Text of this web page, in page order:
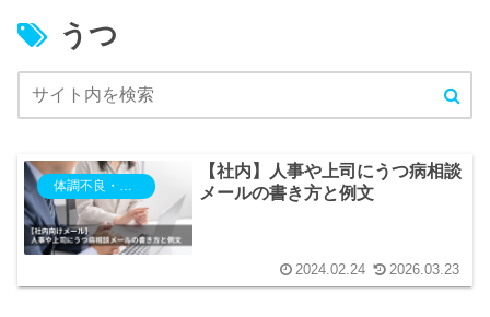
うつ
体調不良・欠勤・電車遅延
【社内】人事や上司にうつ病相談
メールの書き方と例文
2024.02.24 2026.03.23